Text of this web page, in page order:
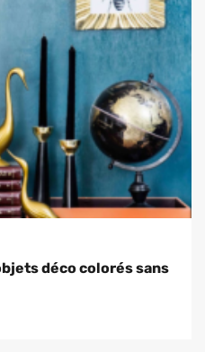
déco colorés sans